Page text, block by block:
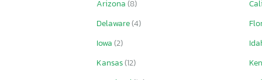
Utility Trailer Manufactu
Vanguard
Volvo
Wabash
Arizona(8)
Delaware(4)
Iowa(2)
Kansas(12)